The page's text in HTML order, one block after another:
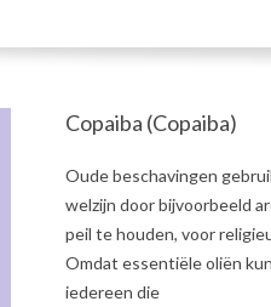
Copaiba (Copaiba)
2021-
07-
Oude beschavingen
welzijn door bijvoorbeeld
peil te houden, voor
Omdat essentiële oliën
iedereen die